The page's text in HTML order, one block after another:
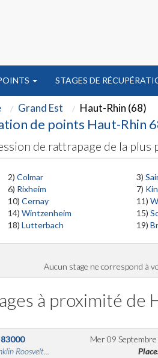
STAGES DE
Grand Est Haut-Rhin (68)
de points Haut-Rhin
de rattrapage de la
2)Colmar 3)
6) Rixheim 7)
10)Cernay 11)
14)Wintzenheim 15)
18)Lutterbach 19)
Aucun stage ne correspond à
à proximité de
83000
Roosvelt...
Mer 09 Septembre